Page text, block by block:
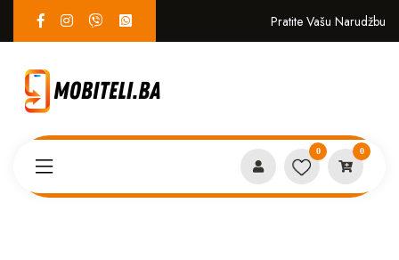
Pratite Vašu Narudžbu
0 0
Providni Silikon Samsung A16